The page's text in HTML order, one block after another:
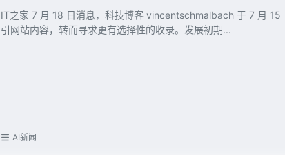
IT之家 7 月 18 日消息，科技博客 vincentschmalbach 于 7 月 15
引网站内容，转而寻求更有选择性的收录。发展初期...
AI新闻